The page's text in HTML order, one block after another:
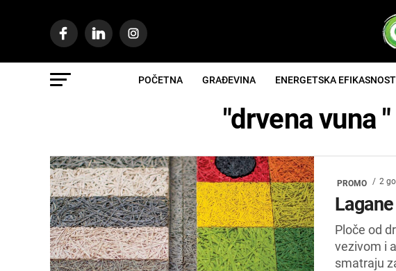
POČETNA GRAĐEVINA ENERGETSKA EFIKASNOST
"drvena vuna
PROMO 2
Ploče od
vezivom i
smatraju